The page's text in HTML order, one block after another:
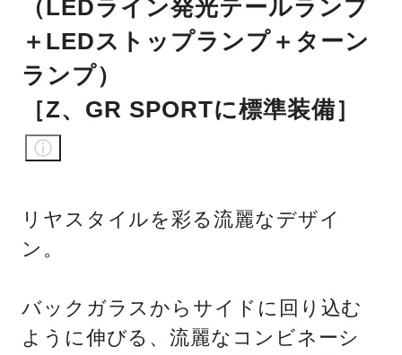
（LEDライン発光テールランプ
＋LEDストップランプ＋ターン
ランプ）
［Z、GR SPORTに標準装備］
リヤスタイルを彩る流麗なデザイ
ン。
バックガラスからサイドに回り込む
ように伸びる、流麗なコンビネーシ